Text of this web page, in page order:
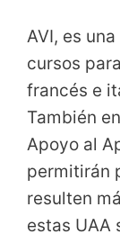
AVI, es
cursos
francés e
También
Apoyo al
permitirán
resulten
estas UAA